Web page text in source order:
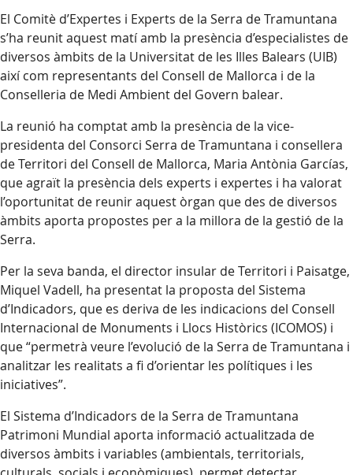
El Comitè d’Expertes i Experts de la Serra de Tramuntana
s’ha reunit aquest matí amb la presència d’especialistes de
diversos àmbits de la Universitat de les Illes Balears (UIB)
així com representants del Consell de Mallorca i de la
Conselleria de Medi Ambient del Govern balear.
La reunió ha comptat amb la presència de la vice-
presidenta del Consorci Serra de Tramuntana i consellera
de Territori del Consell de Mallorca, Maria Antònia Garcías,
que agraït la presència dels experts i expertes i ha valorat
l’oportunitat de reunir aquest òrgan que des de diversos
àmbits aporta propostes per a la millora de la gestió de la
Serra.
Per la seva banda, el director insular de Territori i Paisatge,
Miquel Vadell, ha presentat la proposta del Sistema
d’Indicadors, que es deriva de les indicacions del Consell
Internacional de Monuments i Llocs Històrics (ICOMOS) i
que “permetrà veure l’evolució de la Serra de Tramuntana i
analitzar les realitats a fi d’orientar les polítiques i les
iniciatives”.
El Sistema d’Indicadors de la Serra de Tramuntana
Patrimoni Mundial aporta informació actualitzada de
diversos àmbits i variables (ambientals, territorials,